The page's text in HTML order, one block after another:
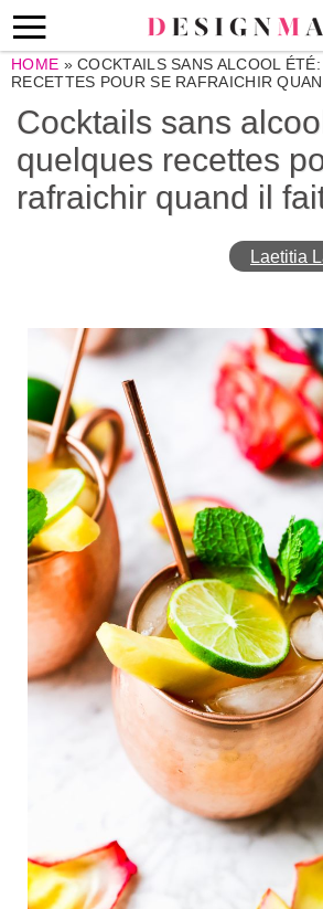
HOME »COCKTAILS SANS ALCOOL
RECETTES POUR SE RAFRAICHIR
Cocktails sans
quelques recettes
rafraichir quand il
Laetitia